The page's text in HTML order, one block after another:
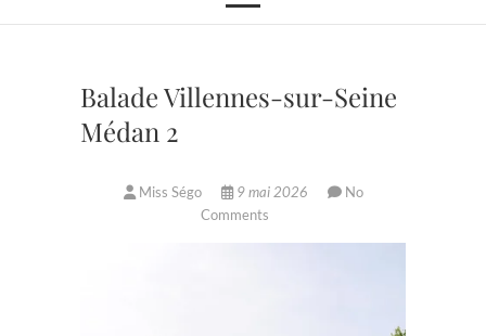
Balade Villennes-sur-Seine
Médan 2
Miss Ségo 9 mai 2026
No
Comments